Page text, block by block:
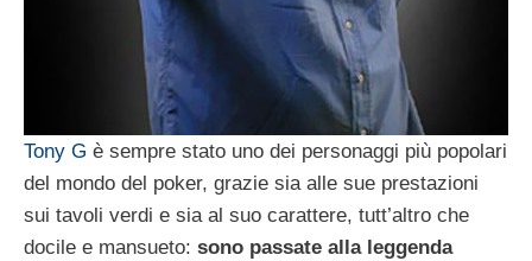
Tony G è sempre stato uno dei personaggi più popolari
del mondo del poker, grazie sia alle sue prestazioni
sui tavoli verdi e sia al suo carattere, tutt’altro che
docile e mansueto: sono passate alla leggenda